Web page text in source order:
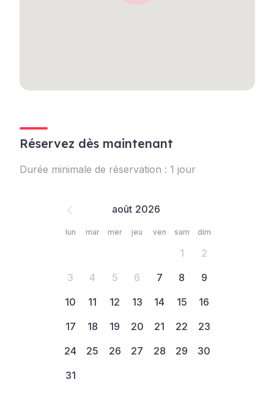
Réservez dès maintenant
Durée minimale de réservation : 1 jour
août
lun mar mer jeu ven sam dim
1
2
3
4 5 6 7 8
9
10
11 12 13 14 15
16
17
18 19 20 21 22
23
24
25 26 27 28 29
30
31